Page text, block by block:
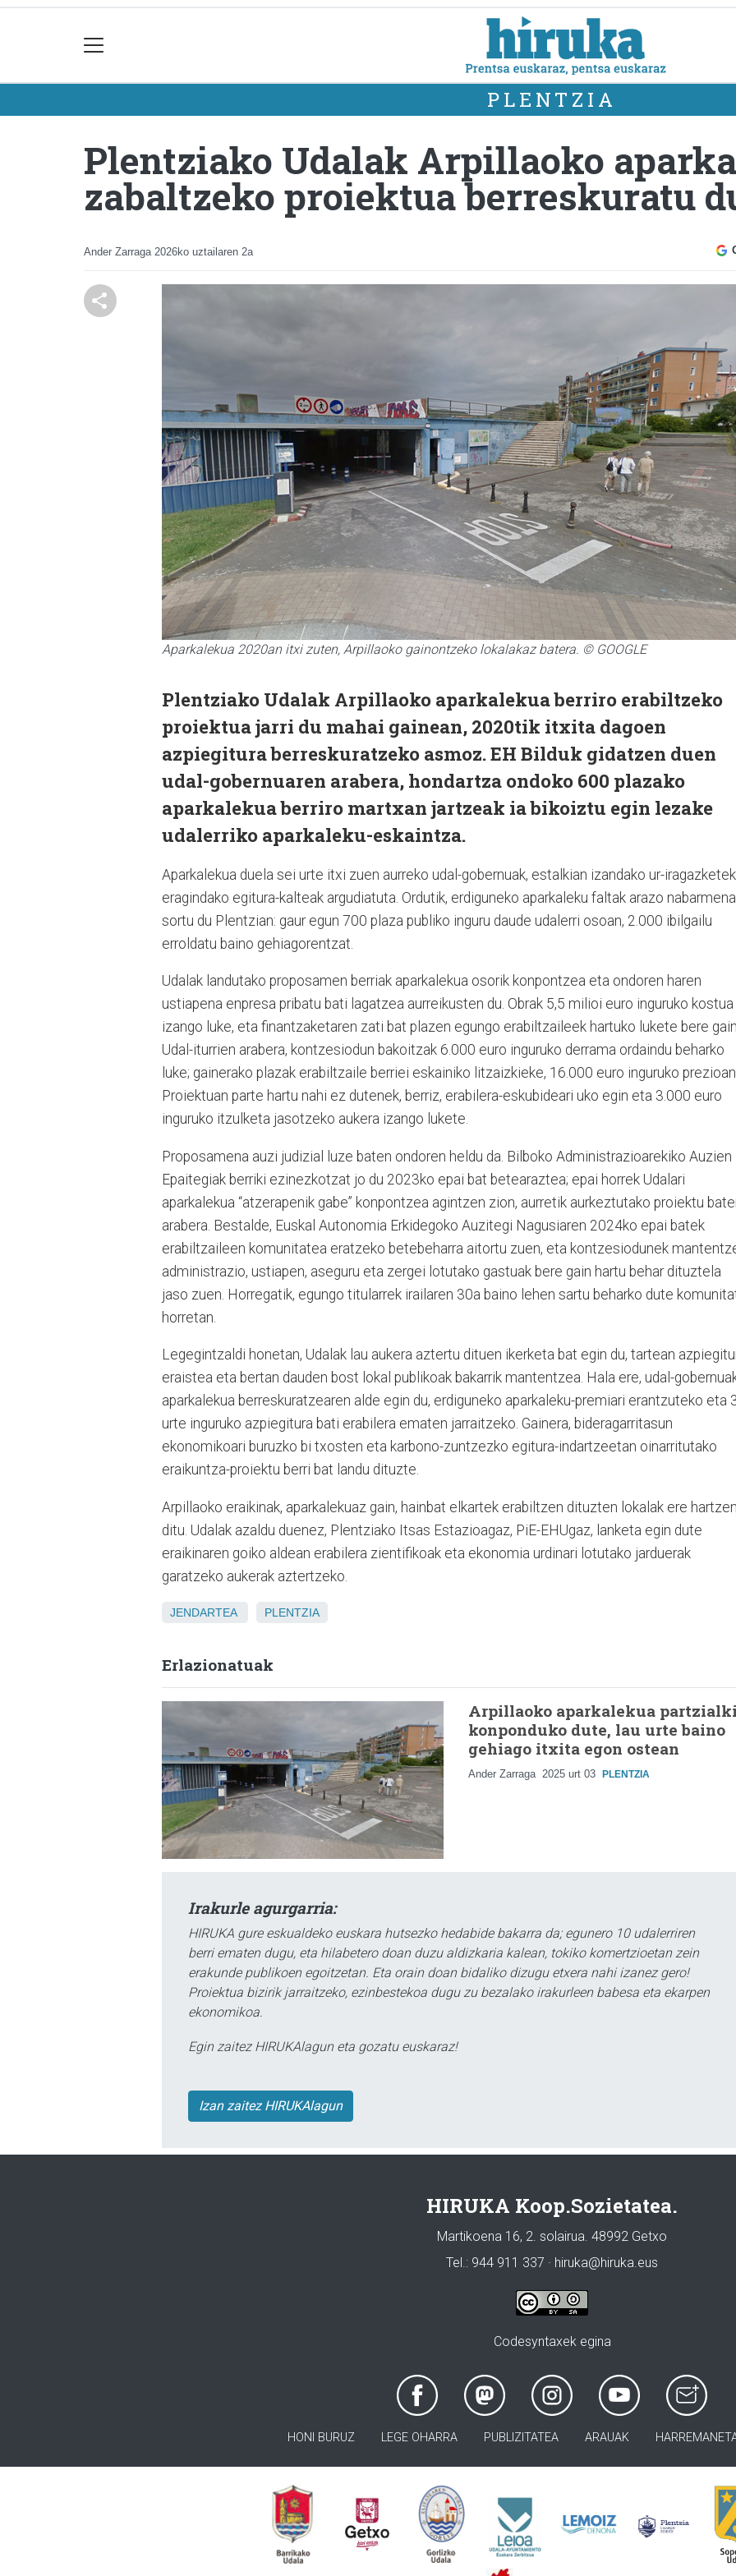
PLENTZIA
Plentziako Udalak Arpillaoko
zabaltzeko proiektua berreskuratu
Ander Zarraga 2026ko uztailaren 2a
Aparkalekua 2020an itxi zuten, Arpillaoko gainontzeko lokalakaz batera. © GOOGLE
Plentziako Udalak Arpillaoko aparkalekua berriro erabiltzeko
proiektua jarri du mahai gainean, 2020tik itxita dagoen
azpiegitura berreskuratzeko asmoz. EH Bilduk gidatzen duen
udal-gobernuaren arabera, hondartza ondoko 600 plazako
aparkalekua berriro martxan jartzeak ia bikoiztu egin lezake
udalerriko aparkaleku-eskaintza.
Aparkalekua duela sei urte itxi zuen aurreko udal-gobernuak, estalkian izandako ur-iragazketek
eragindako egitura-kalteak argudiatuta. Ordutik, erdiguneko aparkaleku faltak arazo nabarmena
sortu du Plentzian: gaur egun 700 plaza publiko inguru daude udalerri osoan, 2.000 ibilgailu
erroldatu baino gehiagorentzat.
Udalak landutako proposamen berriak aparkalekua osorik konpontzea eta ondoren haren
ustiapena enpresa pribatu bati lagatzea aurreikusten du. Obrak 5,5 milioi euro inguruko kostua
izango luke, eta finantzaketaren zati bat plazen egungo erabiltzaileek hartuko lukete bere
Udal-iturrien arabera, kontzesiodun bakoitzak 6.000 euro inguruko derrama ordaindu beharko
luke; gainerako plazak erabiltzaile berriei eskainiko litzaizkieke, 16.000 euro inguruko
Proiektuan parte hartu nahi ez dutenek, berriz, erabilera-eskubideari uko egin eta 3.000 euro
inguruko itzulketa jasotzeko aukera izango lukete.
Proposamena auzi judizial luze baten ondoren heldu da. Bilboko Administrazioarekiko Auzien
Epaitegiak berriki ezinezkotzat jo du 2023ko epai bat betearaztea; epai horrek Udalari
aparkalekua “atzerapenik gabe” konpontzea agintzen zion, aurretik aurkeztutako proiektu
arabera. Bestalde, Euskal Autonomia Erkidegoko Auzitegi Nagusiaren 2024ko epai batek
erabiltzaileen komunitatea eratzeko betebeharra aitortu zuen, eta kontzesiodunek
administrazio, ustiapen, aseguru eta zergei lotutako gastuak bere gain hartu behar dituztela
jaso zuen. Horregatik, egungo titularrek irailaren 30a baino lehen sartu beharko dute
horretan.
Legegintzaldi honetan, Udalak lau aukera aztertu dituen ikerketa bat egin du, tartean
eraistea eta bertan dauden bost lokal publikoak bakarrik mantentzea. Hala ere, udal-
aparkalekua berreskuratzearen alde egin du, erdiguneko aparkaleku-premiari erantzuteko eta
urte inguruko azpiegitura bati erabilera ematen jarraitzeko. Gainera, bideragarritasun
ekonomikoari buruzko bi txosten eta karbono-zuntzezko egitura-indartzeetan oinarritutako
eraikuntza-proiektu berri bat landu dituzte.
Arpillaoko eraikinak, aparkalekuaz gain, hainbat elkartek erabiltzen dituzten lokalak ere hartzen
ditu. Udalak azaldu duenez, Plentziako Itsas Estazioagaz, PiE-EHUgaz, lanketa egin dute
eraikinaren goiko aldean erabilera zientifikoak eta ekonomia urdinari lotutako jarduerak
garatzeko aukerak aztertzeko.
JENDARTEA PLENTZIA
Erlazionatuak
Arpillaoko aparkalekua partzialki
konponduko dute, lau urte baino
gehiago itxita egon ostean
Ander Zarraga 2025 urt 03 PLENTZIA
Irakurle agurgarria:
HIRUKA gure eskualdeko euskara hutsezko hedabide bakarra da; egunero 10 udalerriren
berri ematen dugu, eta hilabetero doan duzu aldizkaria kalean, tokiko komertzioetan zein
erakunde publikoen egoitzetan. Eta orain doan bidaliko dizugu etxera nahi izanez gero!
Proiektua bizirik jarraitzeko, ezinbestekoa dugu zu bezalako irakurleen babesa eta ekarpen
ekonomikoa.
Egin zaitez HIRUKAlagun eta gozatu euskaraz!
Izan zaitez HIRUKAlagun
HIRUKA Koop.Sozietatea.
Martikoena 16, 2. solairua. 48992 Getxo
Tel.: 944 911 337 · hiruka@hiruka.eus
Codesyntaxek egina
HONI BURUZ LEGE OHARRA PUBLIZITATEA ARAUAK